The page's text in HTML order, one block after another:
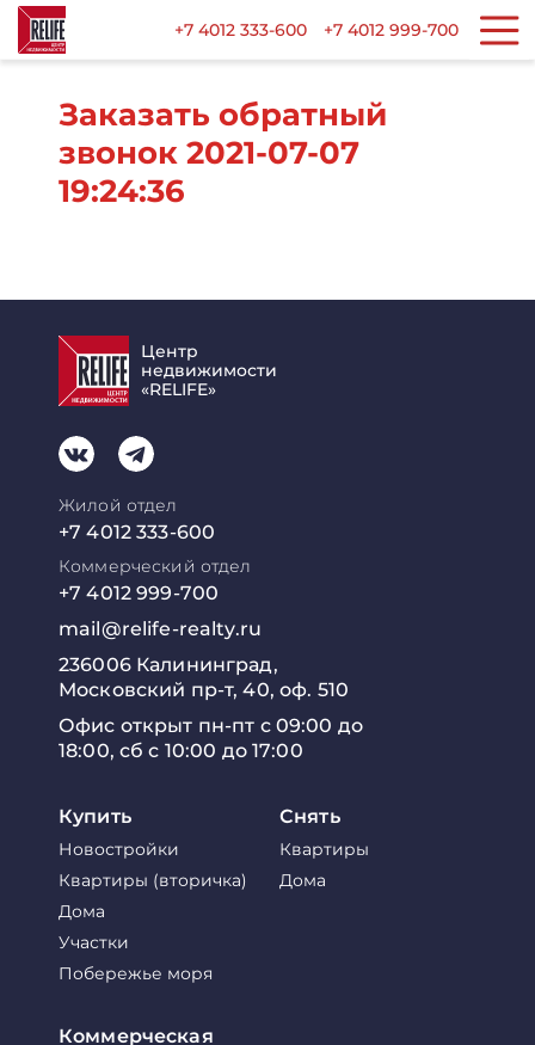
+7 4012 333-600 +7 4012 999-700
Заказать обратный
звонок 2021-07-07
19:24:36
Центр
недвижимости
«RELIFE»
Жилой отдел
+7 4012 333-600
Коммерческий отдел
+7 4012 999-700
mail@relife-realty.ru
236006 Калининград,
Московский пр-т, 40, оф. 510
Офис открыт пн-пт с 09:00 до
18:00, сб с 10:00 до 17:00
Купить
Новостройки
Квартиры (вторичка)
Дома
Участки
Побережье моря
Снять
Квартиры
Дома
Коммерческая